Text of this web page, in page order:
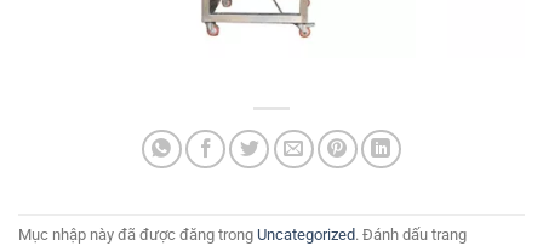
Mục nhập này đã được đăng trong Uncategorized. Đánh dấu trang